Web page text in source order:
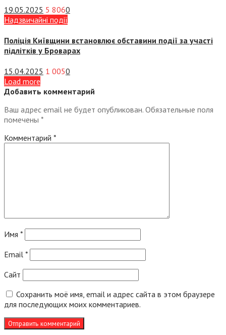
19.05.2025 5 8060
Надзвичайні події
Поліція Київщини встановлює обставини події за участі
підлітків у Броварах
15.04.2025 1 0050
Load more
Добавить комментарий
Ваш адрес email не будет опубликован. Обязательные поля
помечены *
Комментарий *
Имя *
Email *
Сайт
Сохранить моё имя, email и адрес сайта в этом браузере
для последующих моих комментариев.